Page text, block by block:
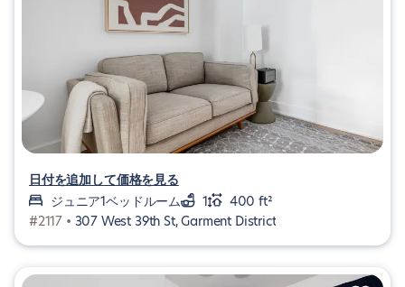
日付を追加して価格を見る
ジュニア1ベッドルーム
1
400 ft²
#2117 • 307 West 39th St, Garment District